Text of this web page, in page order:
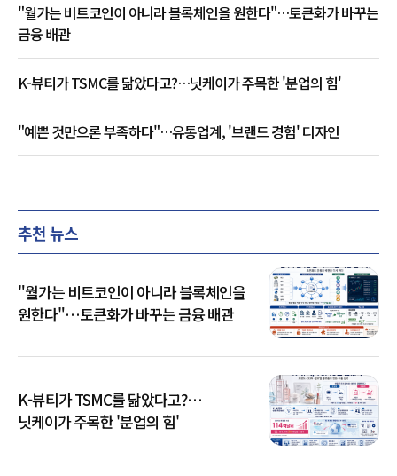
"월가는 비트코인이 아니라 블록체인을 원한다"…토큰화가 바꾸는
금융 배관
K-뷰티가 TSMC를 닮았다고?…닛케이가 주목한 '분업의 힘'
"예쁜 것만으론 부족하다"…유통업계, '브랜드 경험' 디자인
추천 뉴스
"월가는 비트코인이 아니라 블록체인을
원한다"…토큰화가 바꾸는 금융 배관
K-뷰티가 TSMC를 닮았다고?…
닛케이가 주목한 '분업의 힘'